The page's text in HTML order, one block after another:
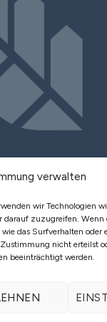
verwalten
wir Technologien
zuzugreifen. Wenn
das Surfverhalten oder
nicht erteilst
beeinträchtigt werden.